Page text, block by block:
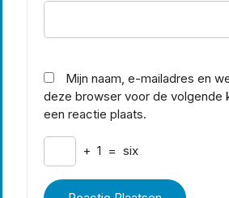
Mijn naam, e-mailadres en
deze browser voor de volgende
een reactie plaats.
+ 1 = six